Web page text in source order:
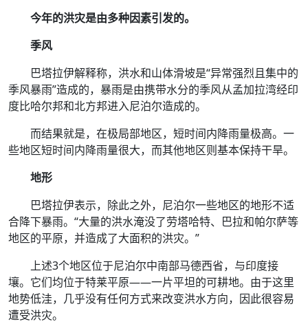
今年的洪灾是由多种因素引发的。
季风
巴塔拉伊解释称，洪水和山体滑坡是“异常强烈且集中的
季风暴雨”造成的，暴雨是由携带水分的季风从孟加拉湾经印
度比哈尔邦和北方邦进入尼泊尔造成的。
而结果就是，在极局部地区，短时间内降雨量极高。一
些地区短时间内降雨量很大，而其他地区则基本保持干旱。
地形
巴塔拉伊表示，除此之外，尼泊尔一些地区的地形不适
合降下暴雨。“大量的洪水淹没了劳塔哈特、巴拉和帕尔萨等
地区的平原，并造成了大面积的洪灾。”
上述3个地区位于尼泊尔中南部马德西省，与印度接
壤。它们均位于特莱平原——一片平坦的可耕地。由于这里
地势低洼，几乎没有任何方式来改变洪水方向，因此很容易
遭受洪灾。